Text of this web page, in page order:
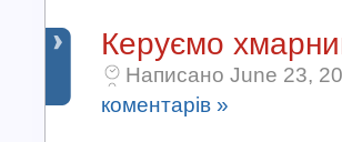
Керуємо
Написано June 23,
коментарів »